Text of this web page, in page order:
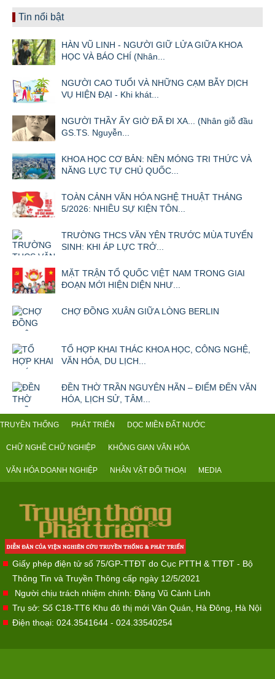
Tin nổi bật
HÀN VŨ LINH - NGƯỜI GIỮ LỬA GIỮA KHOA
HỌC VÀ BÁO CHÍ (Nhân...
NGƯỜI CAO TUỔI VÀ NHỮNG CẠM BẪY DỊCH
VỤ HIỆN ĐẠI - Khi khát...
NGƯỜI THẦY ẤY GIỜ ĐÃ ĐI XA... (Nhân giỗ đầu
GS.TS. Nguyễn...
KHOA HỌC CƠ BẢN: NỀN MÓNG TRI THỨC VÀ
NĂNG LỰC TỰ CHỦ QUỐC...
TOÀN CẢNH VĂN HÓA NGHỆ THUẬT THÁNG
5/2026: NHIỀU SỰ KIỆN TÔN...
TRƯỜNG THCS VĂN YÊN TRƯỚC MÙA TUYỂN
SINH: KHI ÁP LỰC TRỞ...
MẶT TRẬN TỔ QUỐC VIỆT NAM TRONG GIAI
ĐOẠN MỚI HIỆN DIỆN NHƯ...
CHỢ ĐỒNG XUÂN GIỮA LÒNG BERLIN
TỔ HỢP KHAI THÁC KHOA HỌC, CÔNG NGHỆ,
VĂN HÓA, DU LỊCH...
ĐỀN THỜ TRẦN NGUYÊN HÃN – ĐIỂM ĐẾN VĂN
HÓA, LỊCH SỬ, TÂM...
TRUYỀN THỐNG PHÁT TRIỂN DỌC MIỀN ĐẤT NƯỚC
CHỮ NGHỀ CHỮ NGHIỆP KHÔNG GIAN VĂN HÓA
VĂN HÓA DOANH NGHIỆP NHÂN VẬT ĐỐI THOẠI MEDIA
Giấy phép điện tử số 75/GP-TTĐT do Cục PTTH & TTĐT - Bộ
Thông Tin và Truyền Thông cấp ngày 12/5/2021
Người chịu trách nhiệm chính: Đặng Vũ Cảnh Linh
Trụ sở: Số C18-TT6 Khu đô thị mới Văn Quán, Hà Đông, Hà Nội
Điện thoại: 024.3541644 - 024.33540254